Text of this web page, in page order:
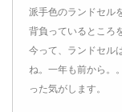
派手色のランドセル
背負っているところ
今って、ランドセル
ね。一年も前から。
った気がします。